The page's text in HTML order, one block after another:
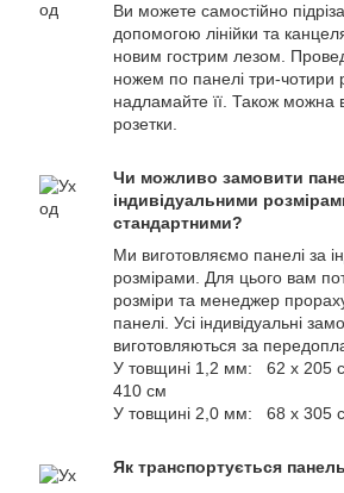
Ви можете самостійно
допомогою лінійки та
новим гострим лезом.
ножем по панелі три-чотири
надламайте її. Також можна
розетки.
Чи можливо замовити
індивідуальними
стандартними?
Ми виготовляємо панелі за
розмірами. Для цього вам
розміри та менеджер
панелі. Усі індивідуальні
виготовляються за
У товщині 1,2 мм: 62 х 205
410 см
У товщині 2,0 мм: 68 х 305
Як транспортується